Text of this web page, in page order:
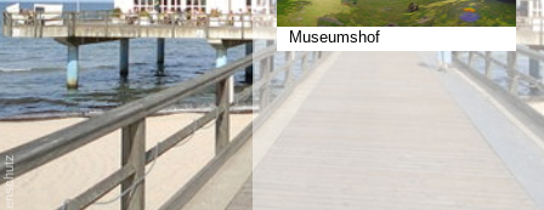
Museumshof
Datenschutz